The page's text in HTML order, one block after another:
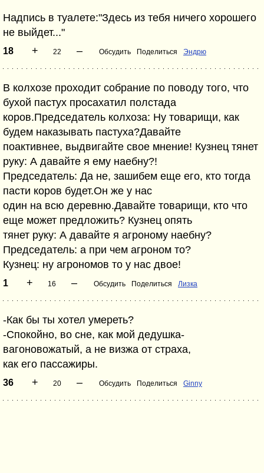
Надпись в туалете:"Здесь из тебя ничего хорошего
не выйдет..."
18 + 22 – Обсудить Поделиться Эндрю
В колхозе проходит собрание по поводу того, что
бухой пастух просахатил полстада
коров.Председатель колхоза: Ну товарищи, как
будем наказывать пастуха?Давайте
поактивнее, выдвигайте свое мнение! Кузнец тянет
руку: А давайте я ему наебну?!
Председатель: Да не, зашибем еще его, кто тогда
пасти коров будет.Он же у нас
один на всю деревню.Давайте товарищи, кто что
еще может предложить? Кузнец опять
тянет руку: А давайте я агроному наебну?
Председатель: а при чем агроном то?
Кузнец: ну агрономов то у нас двое!
1 + 16 – Обсудить Поделиться Лизка
-Как бы ты хотел умереть?
-Спокойно, во сне, как мой дедушка-
вагоновожатый, а не визжа от страха,
как его пассажиры.
36 + 20 – Обсудить Поделиться Ginny